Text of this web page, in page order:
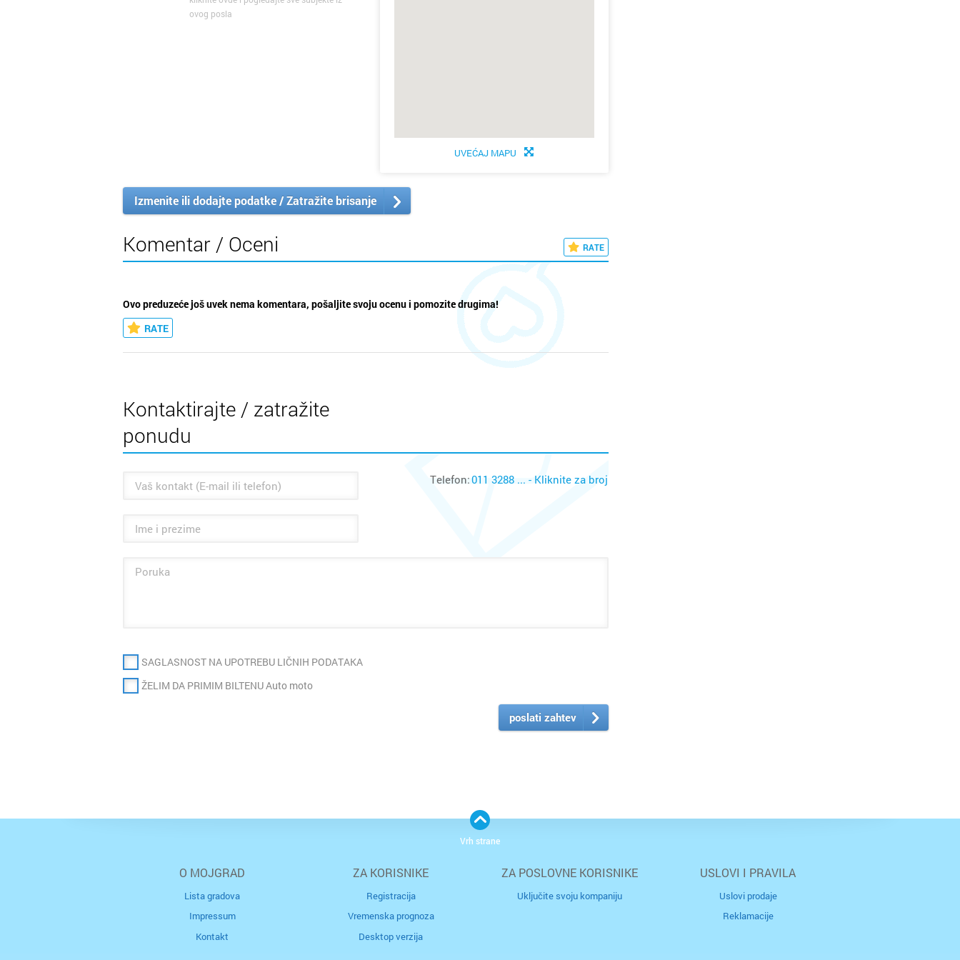
ovog posla
UVEĆAJ MAPU
Izmenite ili dodajte podatke / Zatražite brisanje
Komentar / Oceni RATE
Ovo preduzeće još uvek nema komentara, pošaljite svoju ocenu i pomozite drugima!
RATE
Kontaktirajte / zatražite
ponudu
Telefon:011 3288 ... - Kliknite za broj
SAGLASNOST NA UPOTREBU LIČNIH PODATAKA
ŽELIM DA PRIMIM BILTENU Auto moto
poslati zahtev
O MOJGRAD
Lista gradova
Impressum
Kontakt
ZA KORISNIKE
Registracija
Vremenska prognoza
Desktop verzija
ZA POSLOVNE KORISNIKE
Uključite svoju kompaniju
USLOVI I PRAVILA
Uslovi prodaje
Reklamacije
Vrh strane